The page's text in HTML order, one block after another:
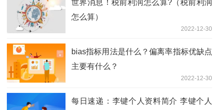
世界消息！税前利润怎么算?（税前利润
怎么算）
2022-12-30
bias指标用法是什么？偏离率指标优缺点
主要有什么？
2022-12-30
每日速递：李键个人资料简介 李键个人